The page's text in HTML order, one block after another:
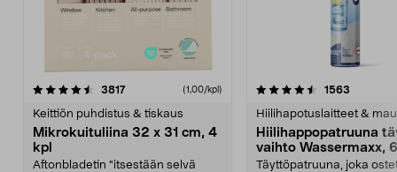
3817arvostelut (1,00/kpl)
Keittiön puhdistus & tiskaus
Mikrokuituliina 32 x 31 cm, 4
kpl
Aftonbladetin "itsestään selvä
4.5viidestä
1563
Hiilihapotuslaitteet &
Hiilihappopatruuna
vaihto Wassermaxx,
Täyttöpatruuna, joka
4.5viidestä